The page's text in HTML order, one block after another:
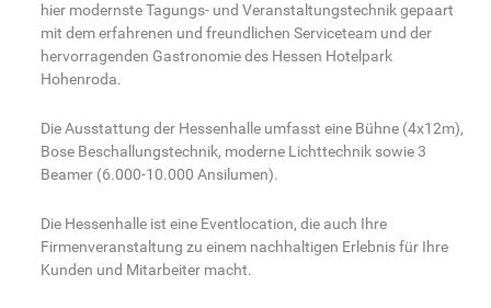
hier modernste Tagungs- und Veranstaltungstechnik gepaart
mit dem erfahrenen und freundlichen Serviceteam und der
hervorragenden Gastronomie des Hessen Hotelpark
Hohenroda.
Die Ausstattung der Hessenhalle umfasst eine Bühne (4x12m),
Bose Beschallungstechnik, moderne Lichttechnik sowie 3
Beamer (6.000-10.000 Ansilumen).
Die Hessenhalle ist eine Eventlocation, die auch Ihre
Firmenveranstaltung zu einem nachhaltigen Erlebnis für Ihre
Kunden und Mitarbeiter macht.